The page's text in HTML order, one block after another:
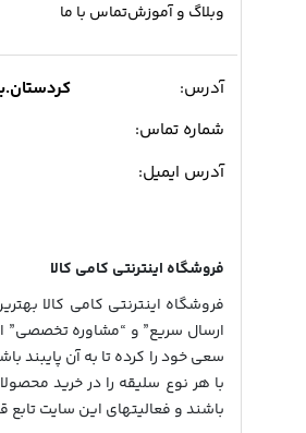
وبلاگ و آموزشتماس با ما
آدرس:
شماره تماس:
آدرس ایمیل:
فروشگاه اینترنتی کامی کالا
فروشگاه اینترنتی کامی کالا
ارسال سریع” و “مشاوره تخصصی”
سعی خود را کرده تا به آن پایبند
با هر نوع سلیقه را در خرید
باشند و فعالیتهای این سایت